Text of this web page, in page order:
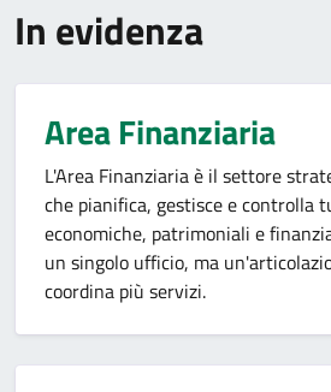
In evidenza
Area Finanziaria
L'Area Finanziaria è il settore
che pianifica, gestisce e controlla
economiche, patrimoniali e
un singolo ufficio, ma
coordina più servizi.